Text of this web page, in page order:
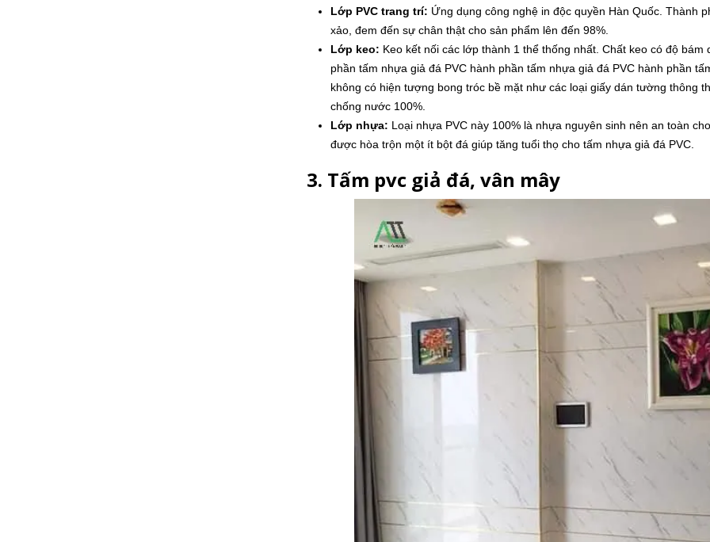
Lớp PVC trang trí: Ứng dụng công nghệ in độc quyền Hàn Quốc. Thành
xảo, đem đến sự chân thật cho sản phẩm lên đến 98%.
Lớp keo: Keo kết nối các lớp thành 1 thể thống nhất. Chất keo có độ
phần tấm nhựa giả đá PVC hành phần tấm nhựa giả đá PVC hành phần
không có hiện tượng bong tróc bề mặt như các loại giấy dán tường thông
chống nước 100%.
Lớp nhựa: Loại nhựa PVC này 100% là nhựa nguyên sinh nên an toàn
được hòa trộn một ít bột đá giúp tăng tuổi thọ cho tấm nhựa giả đá PVC.
3. Tấm pvc giả đá, vân mây